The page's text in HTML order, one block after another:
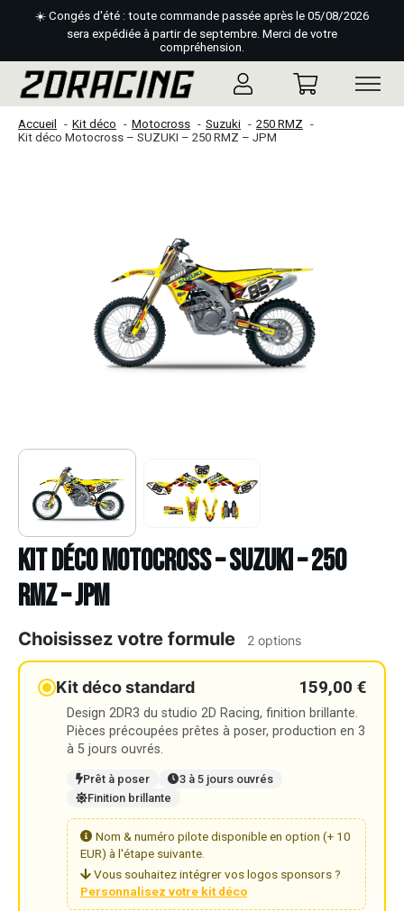
☀️ Congés d'été : toute commande passée après le 05/08/2026
sera expédiée à partir de septembre. Merci de votre
compréhension.
Accueil Kit déco Motocross Suzuki
250 RMZ
Kit déco Motocross – SUZUKI – 250 RMZ – JPM
Kit déco Motocross – SUZUKI – 250
RMZ – JPM
Choisissez votre formule 2 options
Kit déco standard 159,00 €
Design 2DR3 du studio 2D Racing, finition brillante.
Pièces précoupées prêtes à poser, production en 3
à 5 jours ouvrés.
Prêt à poser
3 à 5 jours ouvrés
Finition brillante
Nom & numéro pilote disponible en option (+ 10
EUR) à l'étape suivante.
Vous souhaitez intégrer vos logos sponsors ?
Personnalisez votre kit déco